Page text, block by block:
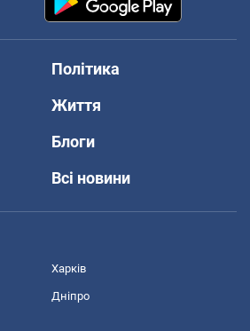
Політика
Життя
Блоги
Всі новини
Харків
Дніпро